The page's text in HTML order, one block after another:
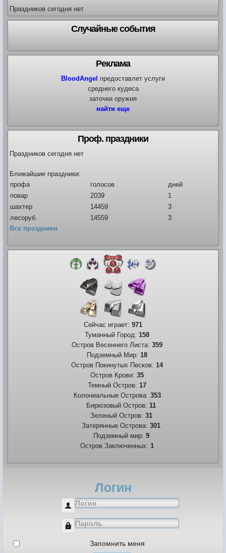
Видео
Клиент игры на android
Заявки на вступление
R.I.P. =(
Шаржи на персонажей Граней
Похождения Пити
ЧитЫр
Праздников сегодня нет
Случайные события
Реклама
BloodAngel предоставлет услуги
среднего кудеса
заточки оружия
найти еще
Проф. праздники
Праздников сегодня нет
Ближайшие праздники:
профа
голосов
дней
повар
2039
1
шахтер
14459
3
лесоруб
14559
3
Все праздники
Сейчас играет: 971
Туманный Город: 158
Остров Весеннего Листа: 359
Подземный Мир: 18
Остров Покинутых Песков: 14
Остров Крови: 35
Темный Остров: 17
Колониальные Острова: 353
Бирюзовый Остров: 11
Зеленый Остров: 31
Затерянные Острова: 301
Подземный мир: 9
Остров Заключенных: 1
Логин
Логин
Пароль
Запомнить меня